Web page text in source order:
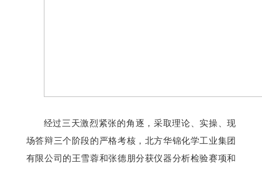
经过三天激烈紧张的角逐 ， 采取理论、实操、现
场答辩三个阶段的严格考核， 北方华锦化学工业集团
有限公司 的王雪蓉和张德朋分获仪器分析检验赛项和